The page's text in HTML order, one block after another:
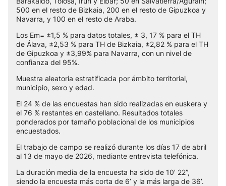
500 en el resto de Bizkaia, 200 en el resto de Gipuzkoa y
Navarra, y 100 en el resto de Araba.
Los Em= ±1,5 % para datos totales, ± 3, 17 % para el TH
de Álava, ±2,53 % para TH de Bizkaia, ±2,82 % para el TH
de Gipuzkoa y ±3,99% para Navarra, con un nivel de
confianza del 95%.
Muestra aleatoria estratificada por ámbito territorial,
municipio, sexo y edad.
El 24 % de las encuestas han sido realizadas en euskera y
el 76 % restantes en castellano. Resultados totales
ponderados por tamaño poblacional de los municipios
encuestados.
El trabajo de campo se realizó durante los días 17 de abril
al 13 de mayo de 2026, mediante entrevista telefónica.
La duración media de la encuesta ha sido de 10’ 22”,
siendo la encuesta más corta de 6’ y la más larga de 36’.